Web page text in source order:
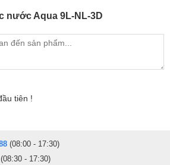
nước Aqua 9L-NL-3D
tiên !
(08:00 - 17:30)
(08:30 - 17:30)